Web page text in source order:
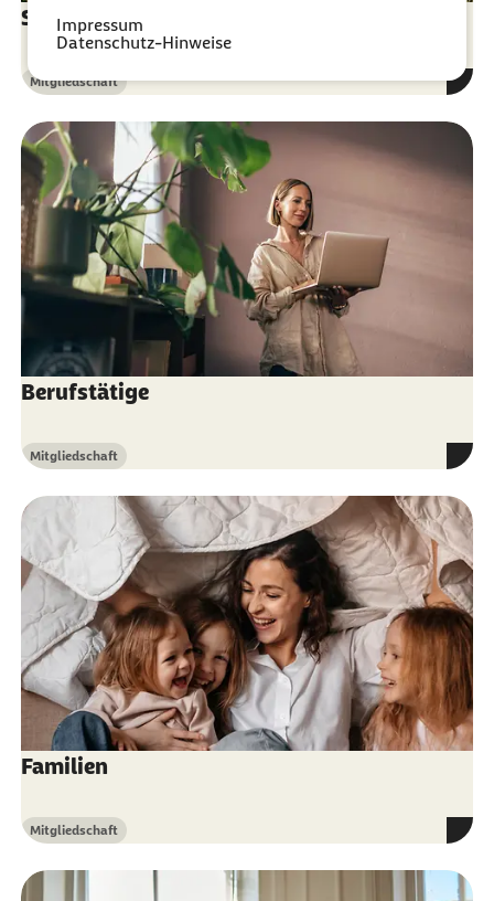
Impressum
Datenschutz-Hinweise
Studierende
Kategorie
Mitgliedschaft
Berufstätige
Kategorie
Mitgliedschaft
Familien
Kategorie
Mitgliedschaft